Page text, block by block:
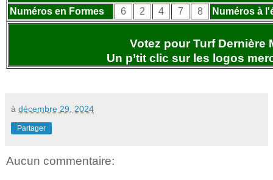
Numéros en Formes 6 2 4 7 8 Numéros à
Votez pour Turf Dernière
Un p’tit clic sur les logos
à décembre 29, 2024
Partager
Aucun commentaire: